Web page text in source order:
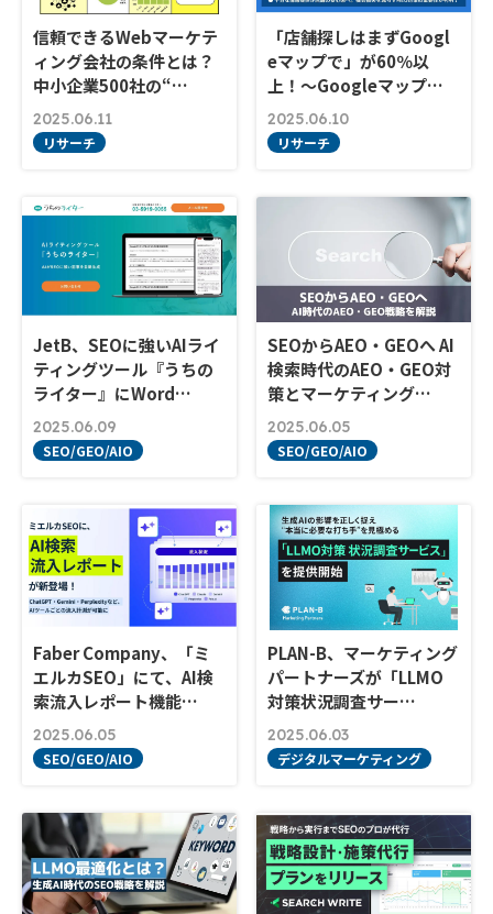
信頼できるWebマーケテ
ィング会社の条件とは？
中小企業500社の“…
2025.06.11
リサーチ
「店舗探しはまずGoogl
eマップで」が60％以
上！〜Googleマップ…
2025.06.10
リサーチ
JetB、SEOに強いAIライ
ティングツール『うちの
ライター』にWord…
2025.06.09
SEO/GEO/AIO
SEOからAEO・GEOへ AI
検索時代のAEO・GEO対
策とマーケティング…
2025.06.05
SEO/GEO/AIO
Faber Company、「ミ
エルカSEO」にて、AI検
索流入レポート機能…
2025.06.05
SEO/GEO/AIO
PLAN-B、マーケティング
パートナーズが「LLMO
対策状況調査サー…
2025.06.03
デジタルマーケティング